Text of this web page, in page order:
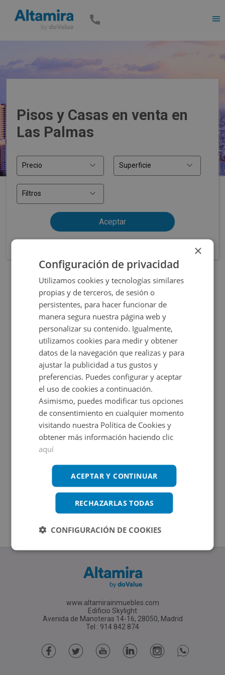
Pisos y Casas en venta en
Las Palmas
Precio Superficie
Filtros
OBRA NUEVA
Cl Elche S/n, 03690 San Vicente Raspeig -
Impuestos no incluidos
68 inmuebles disponibles
Desde 206.646€
www.altamirainmuebles.com
Edificio Skylight
Avenida de Manoteras 14-16, 28050, Madrid
Tel.: 914 842 874
×
Configuración de privacidad
Utilizamos cookies y tecnologías similares
propias y de terceros, de sesión o
persistentes, para hacer funcionar de
manera segura nuestra página web y
personalizar su contenido. Igualmente,
utilizamos cookies para medir y obtener
datos de la navegación que realizas y para
ajustar la publicidad a tus gustos y
preferencias. Puedes configurar y aceptar
el uso de cookies a continuación.
Asimismo, puedes modificar tus opciones
de consentimiento en cualquier momento
visitando nuestra Política de Cookies y
obtener más información haciendo clic
aquí
ACEPTAR Y CONTINUAR
RECHAZARLAS TODAS
CONFIGURACIÓN DE COOKIES